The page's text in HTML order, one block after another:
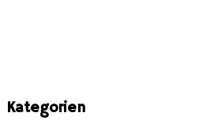
Kategorien